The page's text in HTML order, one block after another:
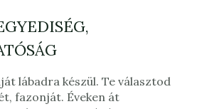
lábadra készül. Te választod
fazonját. Éveken át